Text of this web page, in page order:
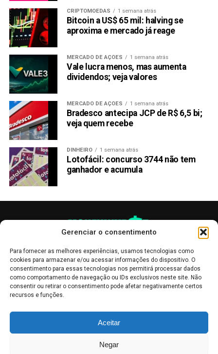
Gerenciar o consentimento
Para fornecer as melhores experiências, usamos tecnologias como
cookies para armazenar e/ou acessar informações do dispositivo. O
consentimento para essas tecnologias nos permitirá processar dados
como comportamento de navegação ou IDs exclusivos neste site. Não
consentir ou retirar o consentimento pode afetar negativamente certos
recursos e funções.
Aceitar
Negar
CRIPTOMOEDAS 1 semana atrás
Bitcoin a US$ 65 mil: halving se
aproxima e mercado já reage
MERCADO DE AÇÕES 1 semana atrás
Vale lucra menos, mas aumenta
dividendos; veja valores
MERCADO DE AÇÕES 1 semana atrás
Bradesco antecipa JCP de R$ 6,5 bi;
veja quem recebe
DINHEIRO 1 semana atrás
Lotofácil: concurso 3744 não tem
ganhador e acumula
informativo, servindo como boletins de divulgação, e não devem ser
interpretadas como recomendações de investimento.Leia mais
Bolsa de Valores